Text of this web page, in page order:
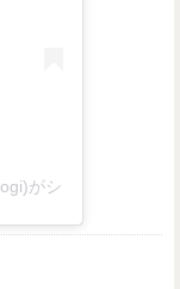
がシェアした投稿